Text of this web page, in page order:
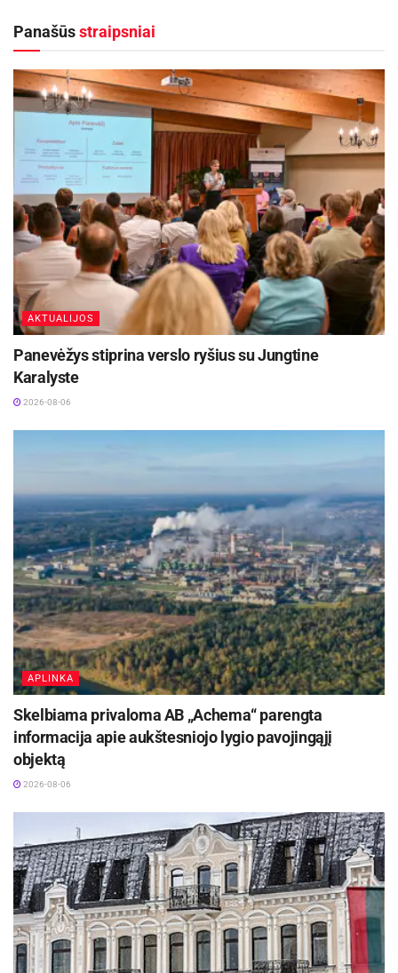
Aktualios
Iki dešimtadalio skubiosios medicinos pagalbos
paslaugų galės būti suteiktos išplėstinės
praktikos slaugytojų
2026-08-06
Rugpjūčio 11-ąją Utenoje vyks nacionalinės
„Maisto banko“ civilinės saugos pratybos
2026-08-06
Šaltinis: Anykščių rajono savivaldybė
Panašūsstraipsniai
AKTUALIJOS
Panevėžys stiprina verslo ryšius su Jungtine
Karalyste
2026-08-06
APLINKA
Skelbiama privaloma AB „Achema“ parengta
informacija apie aukštesniojo lygio pavojingąjį
objektą
2026-08-06